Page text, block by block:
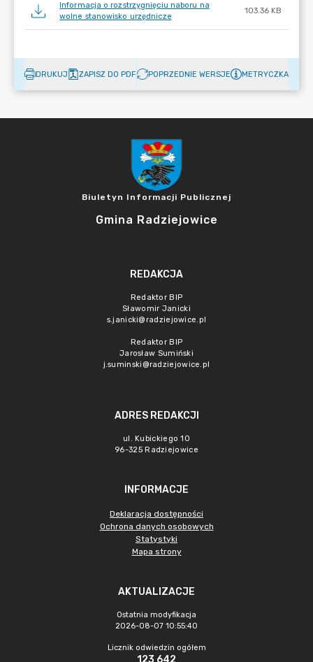
Informacja o rozstrzygnięciu naboru na
wolne stanowisko urzędnicze
103.36 KB
DRUKUJ ZAPISZ DO PDF POPRZEDNIE WERSJE METRYCZKA
Biuletyn Informacji Publicznej
Gmina Radziejowice
REDAKCJA
Redaktor BIP
Sławomir Janicki
s.janicki@radziejowice.pl
Redaktor BIP
Jarosław Sumiński
j.suminski@radziejowice.pl
ADRES REDAKCJI
ul. Kubickiego 10
96-325 Radziejowice
INFORMACJE
Deklaracja dostępności
Ochrona danych osobowych
Statystyki
Mapa strony
AKTUALIZACJE
Ostatnia modyfikacja
2026-08-07 10:55:40
Licznik odwiedzin ogółem
123 642